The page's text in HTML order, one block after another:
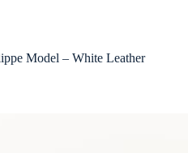
Model – White Leather